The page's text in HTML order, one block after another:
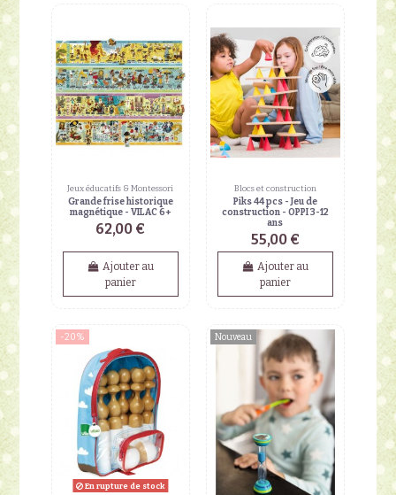
Jeux éducatifs & Montessori
Grande frise historique
magnétique - VILAC 6+
62,00 €
Ajouter au
panier
Blocs et construction
Piks 44 pcs - Jeu de
construction - OPPI 3-12
ans
55,00 €
Ajouter au
panier
-20%
En rupture de stock
Nouveau